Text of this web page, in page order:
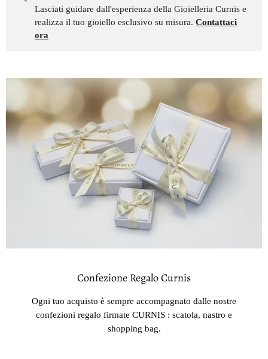
Lasciati guidare dall'esperienza della Gioielleria Curnis e
realizza il tuo gioiello esclusivo su misura. Contattaci
ora
Confezione Regalo Curnis
Ogni tuo acquisto è sempre accompagnato dalle nostre
confezioni regalo firmate CURNIS : scatola, nastro e
shopping bag.